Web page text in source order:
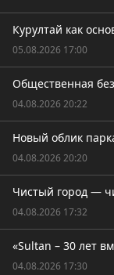
Курултай как
05.08.2026 17:00
Общественная
04.08.2026 20:22
Новый облик
04.08.2026 20:20
Чистый город —
04.08.2026 17:32
«Sultan – 30 лет
04.08.2026 17:30